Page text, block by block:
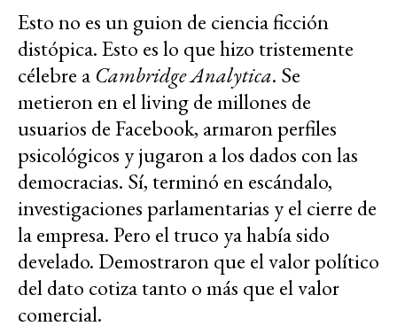
Esto no es un guion de ciencia ficción
distópica. Esto es lo que hizo tristemente
célebre a Cambridge Analytica. Se
metieron en el living de millones de
usuarios de Facebook, armaron perfiles
psicológicos y jugaron a los dados con las
democracias. Sí, terminó en escándalo,
investigaciones parlamentarias y el cierre de
la empresa. Pero el truco ya había sido
develado. Demostraron que el valor político
del dato cotiza tanto o más que el valor
comercial.